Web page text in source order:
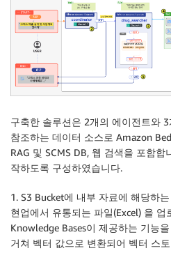
구축한 솔루션은 2개의 에이전트와
참조하는 데이터 소스로 Amazon
RAG 및 SCMS DB, 웹 검색을 포함
작하도록 구성하였습니다.
1. S3 Bucket에 내부 자료에 해당하는
현업에서 유통되는 파일(Excel) 을
Knowledge Bases이 제공하는 기능
거쳐 벡터 값으로 변환되어 벡터 스